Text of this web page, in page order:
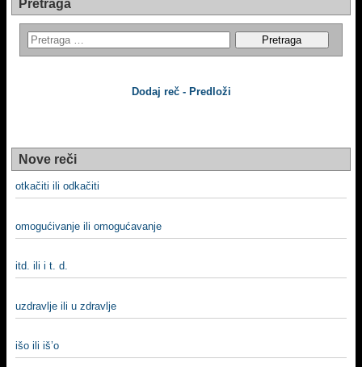
Pretraga
Dodaj reč - Predloži
Nove reči
otkačiti ili odkačiti
omogućivanje ili omogućavanje
itd. ili i t. d.
uzdravlje ili u zdravlje
išo ili iš’o